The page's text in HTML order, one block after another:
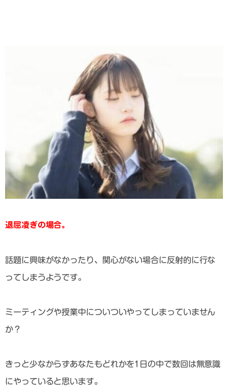
退屈凌ぎの場合。
話題に興味がなかったり、関心がない場合に反射的に行な
ってしまうようです。
ミーティングや授業中についついやってしまっていません
か？
きっと少なからずあなたもどれかを1日の中で数回は無意識
にやっていると思います。